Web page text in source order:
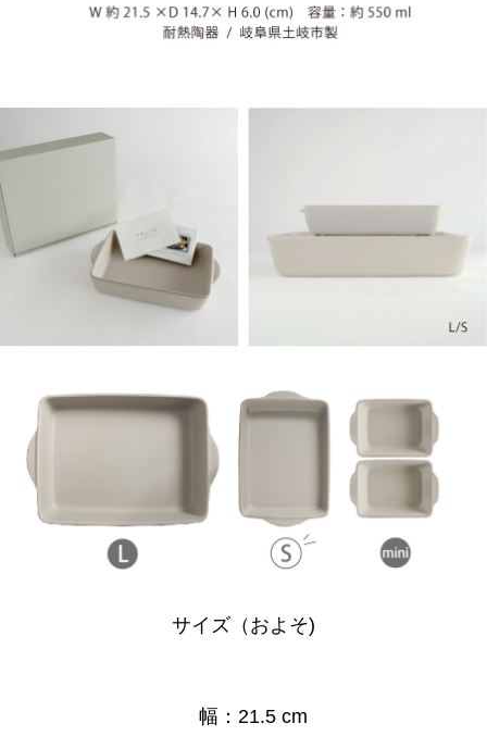
サイズ（およそ)
幅：21.5 cm